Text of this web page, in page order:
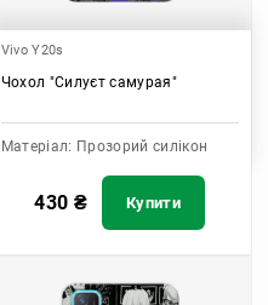
Vivo Y20s
Чохол "Силуєт самурая"
Матеріал: Прозорий силікон
430 ₴ Купити